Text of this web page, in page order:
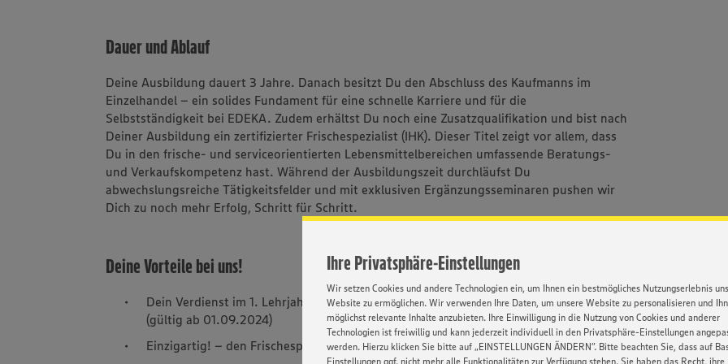
Ihre Privatsphäre-Einstellungen
Wir setzen Cookies und andere Technologien ein, um Ihnen ein bestmögliches Nutzungserlebnis
Website zu ermöglichen. Wir verwenden Ihre Daten, um unsere Website zu personalisieren und
möglichst relevante Inhalte anzubieten. Ihre Einwilligung in die Nutzung von Cookies und anderer
Technologien ist freiwillig und kann jederzeit individuell in den Privatsphäre-Einstellungen
werden. Hierzu klicken Sie bitte auf „EINSTELLUNGEN ÄNDERN”. Bitte beachten Sie, dass auf
Einstellungen ggf. nicht mehr alle Funktionalitäten zur Verfügung stehen. Sie haben das Recht, ihre
Dauer und Ablauf
Deine Ausbildung dauert 3 Jahre. Danach besitzt Du den Abschluss des Kaufmanns im
Einzelhandel – ein solides Fundament für eine schnelle Karriere und für die
Selbstständigkeit bei EDEKA. Zudem erhältst Du noch eine Zusatzqualifikation und bist nach
Deiner Ausbildung ein zertifizierter Frischespezialist (IHK). Dieser Titel zeigt vor allem, dass
Du in den frische- und serviceorientierten Lebensmittelbereichen umfassende Beratungs-
und Verkaufskompetenz hast. Während der Ausbildungszeit durchläufst Du
abwechslungsreiche Tätigkeitsfelder und mit exklusiven Ergänzungsseminaren pushen wir
Dich zu noch mehr Erfolg, Schritt für Schritt.
Deine Vorteile bei uns!
Dein Verdienst im 1. Lehrjahr: 1350,- im 2. Lehrjahr 1660,- und im 3. Lehrjahr 1930,-
(gültig ab 01.09.2024)
Einzigartig! – den Frischespezialisten (IHK) gibt es nur bei uns